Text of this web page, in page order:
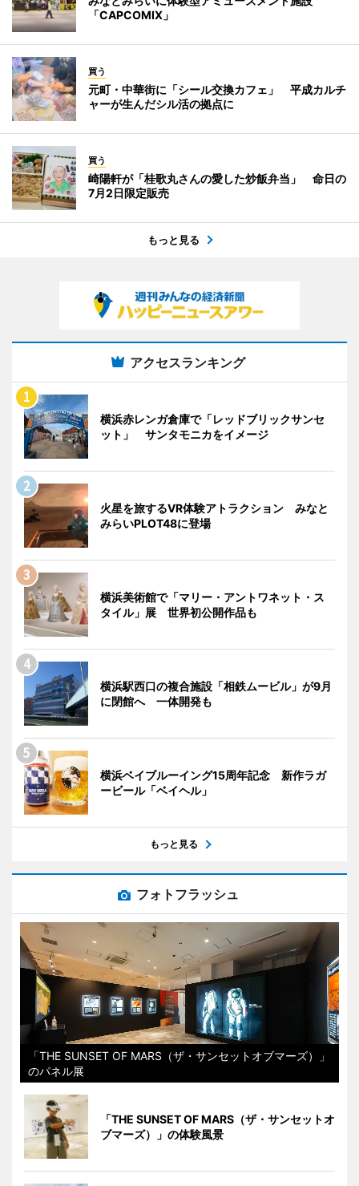
「CAPCOMIX」
買う
元町・中華街に「シール交換カフェ」 平成カルチ
ャーが生んだシル活の拠点に
買う
崎陽軒が「桂歌丸さんの愛した炒飯弁当」 命日の
7月2日限定販売
もっと見る
アクセスランキング
横浜赤レンガ倉庫で「レッドブリックサンセ
ット」 サンタモニカをイメージ
火星を旅するVR体験アトラクション みなと
みらいPLOT48に登場
横浜美術館で「マリー・アントワネット・ス
タイル」展 世界初公開作品も
横浜駅西口の複合施設「相鉄ムービル」が9月
に閉館へ 一体開発も
横浜ベイブルーイング15周年記念 新作ラガ
ービール「ベイヘル」
もっと見る
フォトフラッシュ
「THE SUNSET OF MARS（ザ・サンセットオブマーズ）」
のパネル展
「THE SUNSET OF MARS（ザ・サンセットオ
ブマーズ）」の体験風景